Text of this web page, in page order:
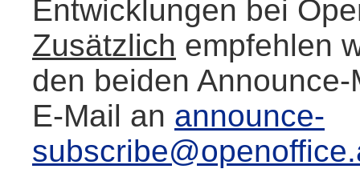
Entwicklungen bei
Zusätzlich empfehlen
den beiden
E-Mail an announce-